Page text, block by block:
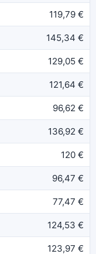
119,79 €
145,34 €
129,05 €
121,64 €
96,62 €
136,92 €
120 €
96,47 €
77,47 €
124,53 €
123,97 €